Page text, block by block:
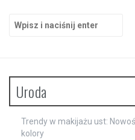
Szukaj:
Uroda
Trendy w makijażu ust:
kolory